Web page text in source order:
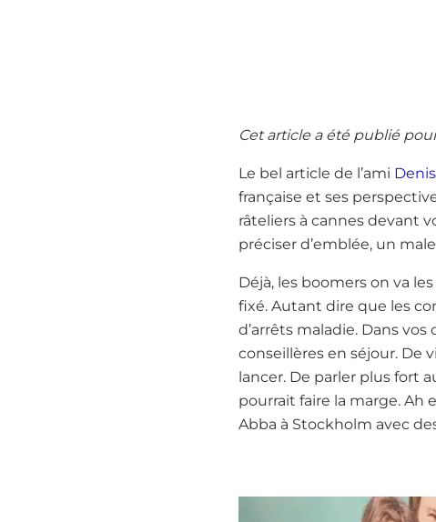
Cet article a été publié
Le bel article de l’ami
française et ses
râteliers à cannes devant
préciser d’emblée, un
Déjà, les boomers on va
fixé. Autant dire que les
d’arrêts maladie. Dans
conseillères en séjour. De
lancer. De parler plus fort
pourrait faire la marge. Ah
Abba à Stockholm avec